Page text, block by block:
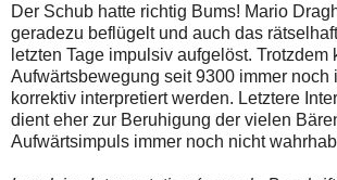
auch
Verstösse
gegen
die
Netiquette
oder
ein
Missbrauch
der
Alternativ
sind
die
Post
auch
auf
der
Plattform
wallstreet-
Der Schub hatte richtig Bums! Mario
geradezu beflügelt und auch das
letzten Tage impulsiv aufgelöst. Trotzdem
Aufwärtsbewegung seit 9300 immer noch
korrektiv interpretiert werden. Letztere
dient eher zur Beruhigung der vielen
Aufwärtsimpuls immer noch nicht